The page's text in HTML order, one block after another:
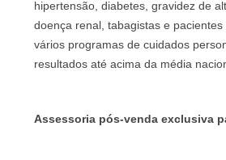
hipertensão, diabetes, gravidez de
doença renal, tabagistas e pacientes
vários programas de cuidados
resultados até acima da média
Assessoria pós-venda exclusiva